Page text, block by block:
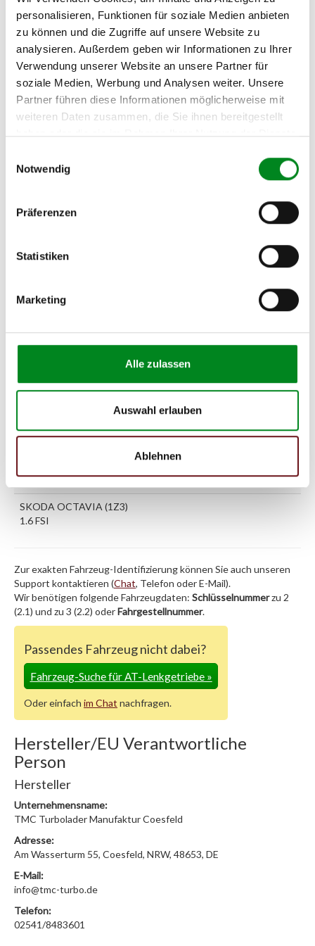
personalisieren, Funktionen für soziale Medien anbieten
zu können und die Zugriffe auf unsere Website zu
analysieren. Außerdem geben wir Informationen zu Ihrer
Verwendung unserer Website an unsere Partner für
soziale Medien, Werbung und Analysen weiter. Unsere
Partner führen diese Informationen möglicherweise mit
weiteren Daten zusammen, die Sie ihnen bereitgestellt
haben oder die sie im Rahmen Ihrer Nutzung der Dienste
Notwendig
Präferenzen
Statistiken
Marketing
Alle zulassen
Auswahl erlauben
Ablehnen
direct
OPEL VECTRA C GTS 2.2
DTI 16V
OPEL VECTRA C GTS 3.0
CDTI
OPEL VECTRA C Caravan
OPEL VECTRA C Caravan
OPEL VECTRA C Caravan
3.0 V6 CDTI
3.2 V6
SKODA OCTAVIA (1Z3)
1.6 FSI
Zur exakten Fahrzeug-Identifizierung können Sie auch unseren
Support kontaktieren (Chat, Telefon oder E-Mail).
Wir benötigen folgende Fahrzeugdaten: Schlüsselnummerzu 2
(2.1) und zu 3 (2.2) oderFahrgestellnummer.
Passendes Fahrzeug nicht dabei?
Fahrzeug-Suche für AT-Lenkgetriebe»
Oder einfach im Chat nachfragen.
Hersteller/EU Verantwortliche
Person
Hersteller
Unternehmensname:
TMC Turbolader Manufaktur Coesfeld
Adresse:
Am Wasserturm 55, Coesfeld, NRW, 48653, DE
E-Mail:
info@tmc-turbo.de
Telefon:
02541/8483601